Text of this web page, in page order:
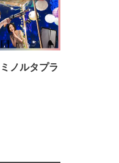
ノルタプラ